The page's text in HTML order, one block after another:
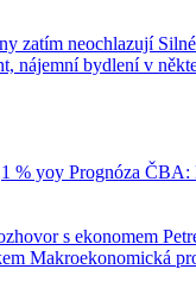
zatím neochlazují
nájemní bydlení v
% yoy Prognóza ČBA:
s ekonomem
Makroekonomická